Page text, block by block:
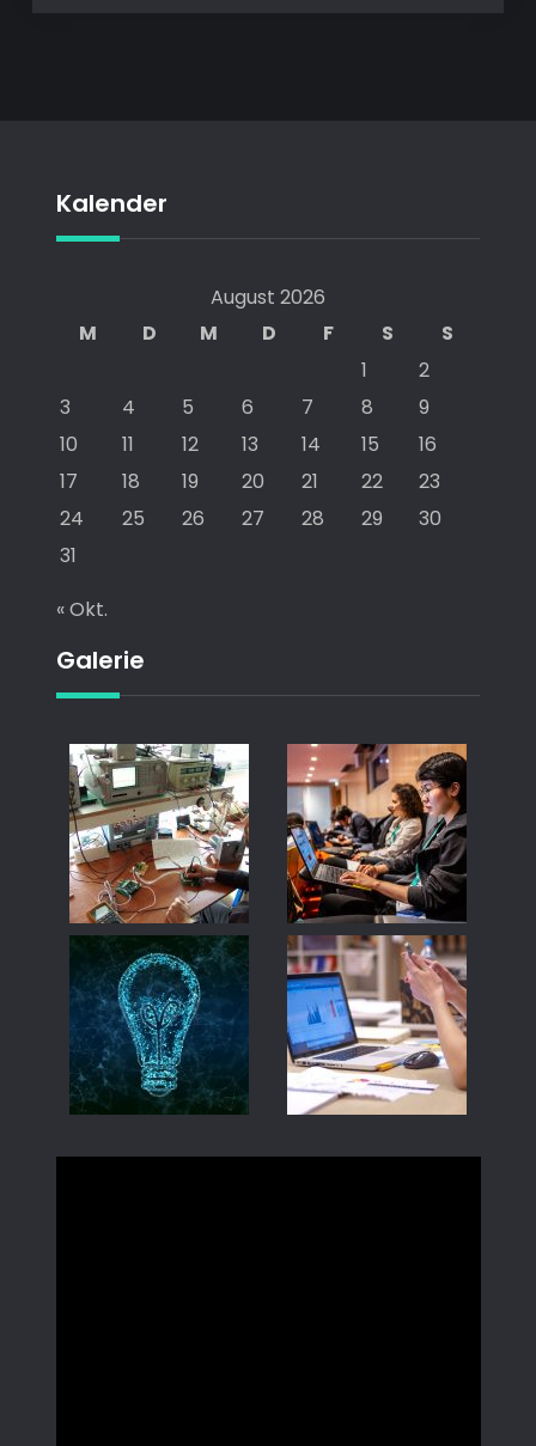
Kalender
August 2026
M
D M D F S
S
1
2
3
4 5 6 7 8
9
10
11 12 13 14 15
16
17
18 19 20 21 22
23
24
25 26 27 28 29
30
31
« Okt.
Galerie